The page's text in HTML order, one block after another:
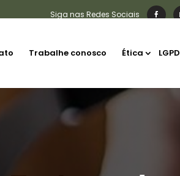
Trabalhe conosco Ética LGPD